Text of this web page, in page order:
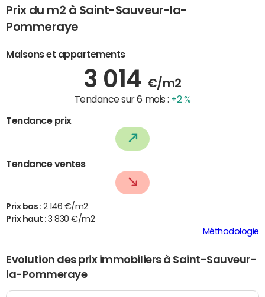
Prix du m2 à Saint-Sauveur-la-
Pommeraye
Maisons et appartements
3 014 €/m2
Tendance sur 6 mois : +2 %
Tendance prix
Tendance ventes
Prix bas : 2 146 €/m2
Prix haut :3 830 €/m2
Méthodologie
Evolution des prix immobiliers à Saint-Sauveur-
la-Pommeraye